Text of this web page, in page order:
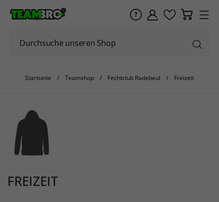
Startseite Teamshop Fechtclub Radebeul Freizeit
FREIZEIT